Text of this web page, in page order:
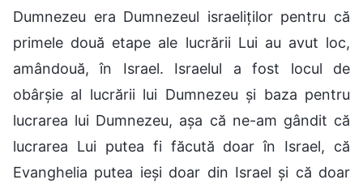
Dumnezeu era Dumnezeul israeliților pentru că
primele două etape ale lucrării Lui au avut loc,
amândouă, în Israel. Israelul a fost locul de
obârșie al lucrării lui Dumnezeu și baza pentru
lucrarea lui Dumnezeu, așa că ne-am gândit că
lucrarea Lui putea fi făcută doar în Israel, că
Evanghelia putea ieși doar din Israel și că doar